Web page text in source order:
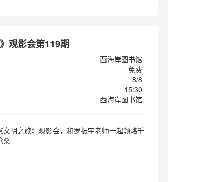
观影会第119期
西海岸图书馆
免费
8/8
15:30
西海岸图书馆
文明之旅》观影会，和罗振宇老师一起领略千
桑